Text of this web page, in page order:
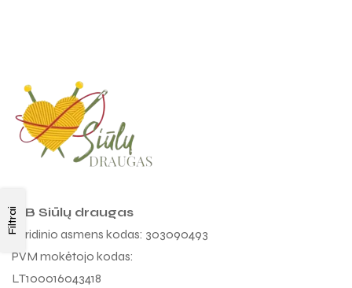
FiltraiMB Siūlų draugas
Juridinio asmens kodas: 303090493
PVM mokėtojo kodas:
LT100016043418